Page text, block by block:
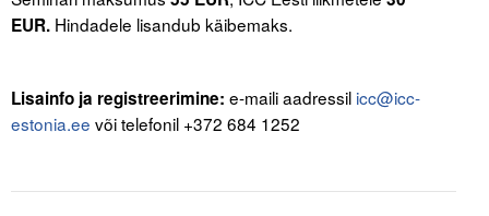
EUR. Hindadele lisandub käibemaks.
Lisainfo ja registreerimine: e-maili aadressil icc@icc-
estonia.ee või telefonil +372 684 1252